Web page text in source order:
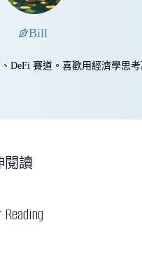
Bill
DeFi 賽道。喜歡用經濟學思
閱讀